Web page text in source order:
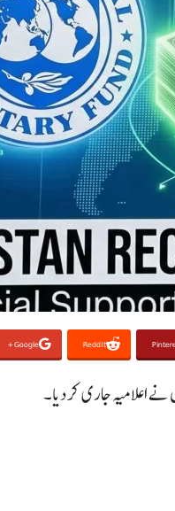
Google+ ReddIt